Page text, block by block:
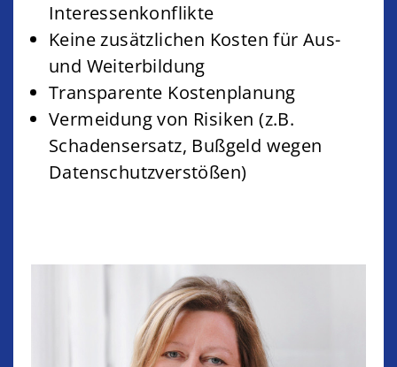
Interessenkonflikte
Keine zusätzlichen Kosten für Aus-
und Weiterbildung
Transparente Kostenplanung
Vermeidung von Risiken (z.B.
Schadensersatz, Bußgeld wegen
Datenschutzverstößen)